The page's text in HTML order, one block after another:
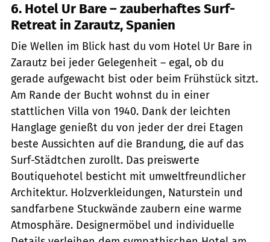
6. Hotel Ur Bare – zauberhaftes Surf-
Retreat in Zarautz, Spanien
Die Wellen im Blick hast du vom Hotel Ur Bare in
Zarautz bei jeder Gelegenheit – egal, ob du
gerade aufgewacht bist oder beim Frühstück sitzt.
Am Rande der Bucht wohnst du in einer
stattlichen Villa von 1940. Dank der leichten
Hanglage genießt du von jeder der drei Etagen
beste Aussichten auf die Brandung, die auf das
Surf-Städtchen zurollt. Das preiswerte
Boutiquehotel besticht mit umweltfreundlicher
Architektur. Holzverkleidungen, Naturstein und
sandfarbene Stuckwände zaubern eine warme
Atmosphäre. Designermöbel und individuelle